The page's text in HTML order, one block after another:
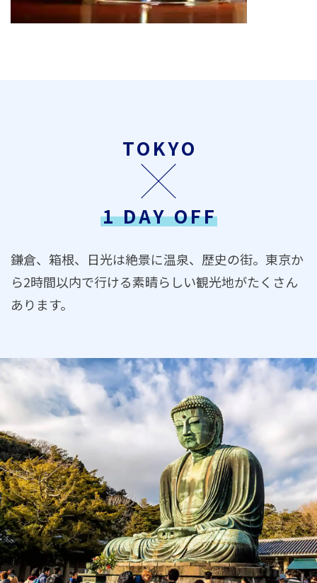
TOKYO
1 DAY OFF
鎌倉、箱根、日光は絶景に温泉、歴史の街。東京か
ら2時間以内で行ける素晴らしい観光地がたくさん
あります。